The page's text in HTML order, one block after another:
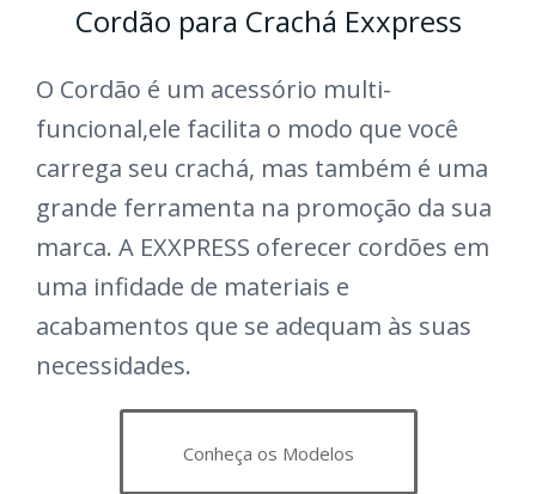
Cordão para Crachá Exxpress
O Cordão é um acessório multi-
funcional,ele facilita o modo que você
carrega seu crachá, mas também é uma
grande ferramenta na promoção da sua
marca. A EXXPRESS oferecer cordões em
uma infidade de materiais e
acabamentos que se adequam às suas
necessidades.
Conheça os Modelos